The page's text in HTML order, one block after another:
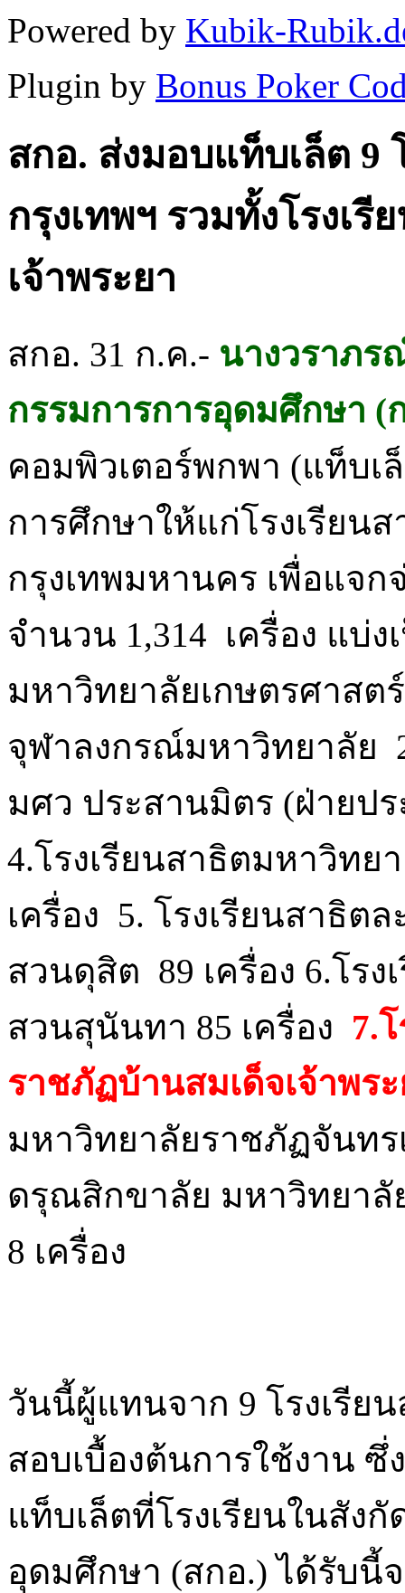
Powered by Kubik-
Plugin by Bonus Poker
สกอ. ส่งมอบแท็บเล็ต 9
กรุงเทพฯ รวมทั้งโรงเ
เจ้าพระยา
สกอ. 31 ก.ค.- นางวราภ
กรรมการการอุดมศึกษา (
คอมพิวเตอร์พกพา (แท็บเ
การศึกษาให้แก่โรงเรียน
กรุงเทพมหานคร เพื่อแจ
จำนวน 1,314 เครื่อง แบ่ง
มหาวิทยาลัยเกษตรศาสต
จุฬาลงกรณ์มหาวิทยาลัย
มศว ประสานมิตร (ฝ่ายป
4.โรงเรียนสาธิตมหาวิทย
เครื่อง 5. โรงเรียนสาธิ
สวนดุสิต 89 เครื่อง 6.โร
สวนสุนันทา 85 เครื่อง 7.
ราชภัฏบ้านสมเด็จเจ้าพระ
มหาวิทยาลัยราชภัฏจันทร
ดรุณสิกขาลัย มหาวิทยาลั
8 เครื่อง
วันนี้ผู้แทนจาก 9 โรงเรีย
สอบเบื้องต้นการใช้งาน
แท็บเล็ตที่โรงเรียนในสัง
อุดมศึกษา (สกอ.) ได้รับนี้